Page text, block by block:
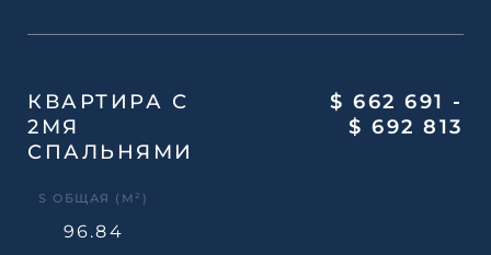
КВАРТИРА С
2МЯ
СПАЛЬНЯМИ
S ОБЩАЯ (М²)
96.84
$ 662 691 -
$ 692 813